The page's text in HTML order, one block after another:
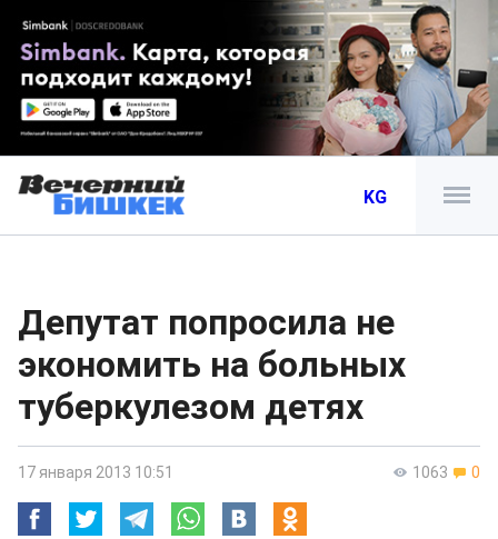
KG
Депутат попросила не
экономить на больных
туберкулезом детях
1063 0
17 января 2013 10:51